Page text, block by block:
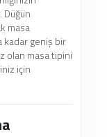
Düğün
masa
kadar geniş bir
olan masa tipini
için